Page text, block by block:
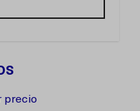
precio